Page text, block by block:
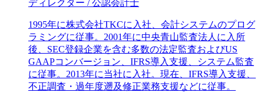
ディレクター / 公認会計士
1995年に株式会社TKCに入社、会計システムのプログ
ラミングに従事。2001年に中央青山監査法人に入所
後、SEC登録企業を含む多数の法定監査およびUS
GAAPコンバージョン、IFRS導入支援、システム監査
に従事。2013年に当社に入社。現在、IFRS導入支援、
不正調査・過年度遡及修正業務支援などに従事。